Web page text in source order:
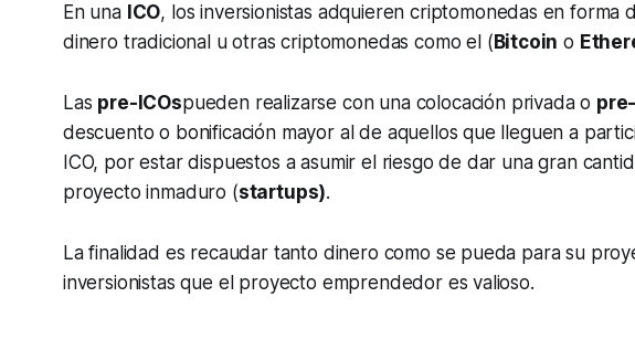
En una ICO, los inversionistas adquieren criptomonedas en forma
dinero tradicional u otras criptomonedas como el ( Bitcoin o
Las pre-ICOspueden realizarse con una colocación privada o
descuento o bonificación mayor al de aquellos que lleguen a
ICO, por estar dispuestos a asumir el riesgo de dar una gran
proyecto inmaduro (startups).
La finalidad es recaudar tanto dinero como se pueda para su
inversionistas que el proyecto emprendedor es valioso.